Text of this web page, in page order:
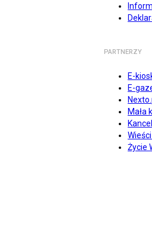
PARTNERZY
E-
E-
Mała
Życie